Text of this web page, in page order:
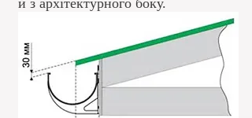
й з архітектурного боку.